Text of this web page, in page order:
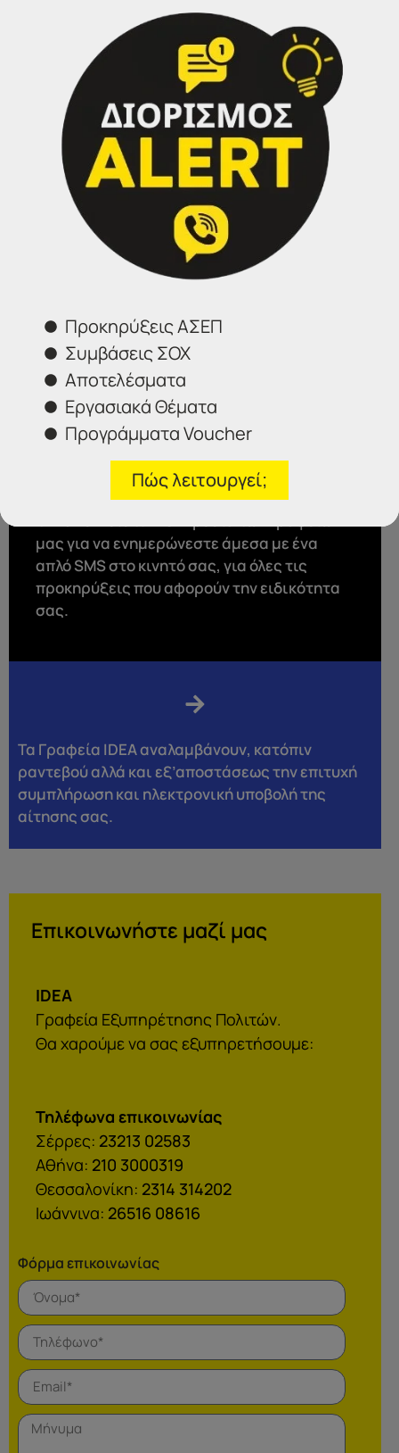
ηλεκτρονικών αιτήσεων και
δικαιολογητικών συμμετοχής στην
ανωτέρω διαδικασία αρχίζει στις 21
Ιουλίου 2025 ημέρα Δευτέρα και ώρα
8:00 και λήγει στις 5 Αυγούστου 2025,
ημέρα Τρίτη και ώρα 14:00.
Δείτε εδώ σε πραγματικό χρόνο την πορεία όλων
Διορισμός ALERT
Εγγραφή
: Κάντε εγγραφή στον «Διορισμό ALERT»,
μας για να ενημερώνεστε άμεσα με ένα
απλό SMS στο κινητό σας, για όλες τις
προκηρύξεις που αφορούν την ειδικότητα
σας.
Τα Γραφεία IDEA αναλαμβάνουν, κατόπιν
ραντεβού αλλά και εξ’αποστάσεως την επιτυχή
συμπλήρωση και ηλεκτρονική υποβολή της
αίτησης σας.
Επικοινωνήστε μαζί μας
IDEA
Γραφεία Εξυπηρέτησης Πολιτών.
Θα χαρούμε να σας εξυπηρετήσουμε:
Τηλέφωνα επικοινωνίας
Σέρρες: 23213 02583
Αθήνα: 210 3000319
Θεσσαλονίκη: 2314 314202
Ιωάννινα: 26516 08616
Φόρμα επικοινωνίας
Προκηρύξεις ΑΣΕΠ
Συμβάσεις ΣΟΧ
Αποτελέσματα
Εργασιακά Θέματα
Προγράμματα Voucher
Πώς λειτουργεί;